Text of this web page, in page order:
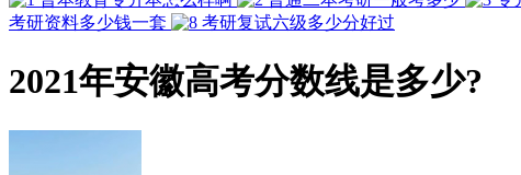
考研资料多少钱一套
考研复试六级多少分好过
2021年安徽高考分数线是多少?